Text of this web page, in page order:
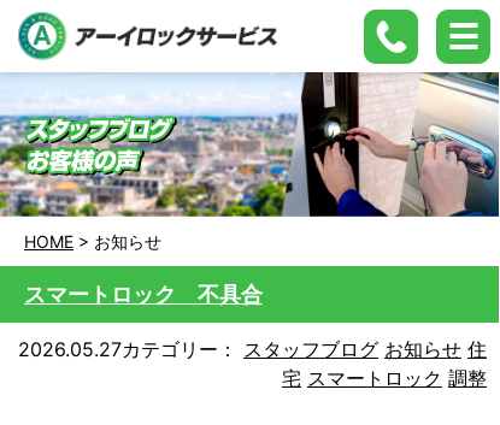
HOME > お知らせ
スマートロック 不具合
2026.05.27カテゴリー： スタッフブログ お知らせ 住
宅 スマートロック 調整